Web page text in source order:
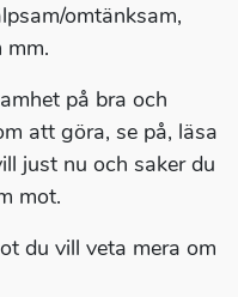
omtänksam,
mm.
på bra och
att göra, se på, läsa
just nu och saker du
mot.
du vill veta mera om